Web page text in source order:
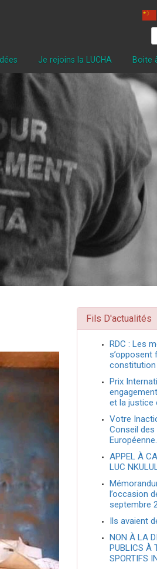
Je rejoins la LUCHA Boite
Fils D'actualités
RDC : Les
s’opposent
constitution
Prix
et la justice
Votre
Conseil des
Européenne.
APPEL À
LUC
l’occasion
septembre
Ils avaient
NON À LA
PUBLICS À
SPORTIFS